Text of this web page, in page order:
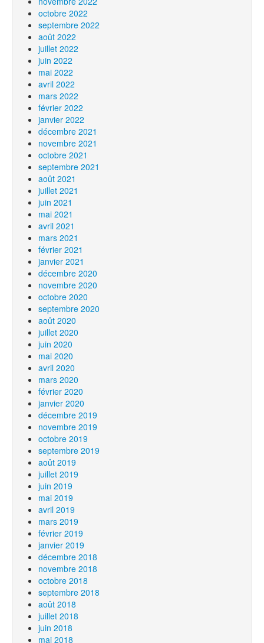
octobre 2022
septembre 2022
août 2022
juillet 2022
juin 2022
mai 2022
avril 2022
mars 2022
février 2022
janvier 2022
décembre 2021
novembre 2021
octobre 2021
septembre 2021
août 2021
juillet 2021
juin 2021
mai 2021
avril 2021
mars 2021
février 2021
janvier 2021
décembre 2020
novembre 2020
octobre 2020
septembre 2020
août 2020
juillet 2020
juin 2020
mai 2020
avril 2020
mars 2020
février 2020
janvier 2020
décembre 2019
novembre 2019
octobre 2019
septembre 2019
août 2019
juillet 2019
juin 2019
mai 2019
avril 2019
mars 2019
février 2019
janvier 2019
décembre 2018
novembre 2018
octobre 2018
septembre 2018
août 2018
juillet 2018
juin 2018
mai 2018